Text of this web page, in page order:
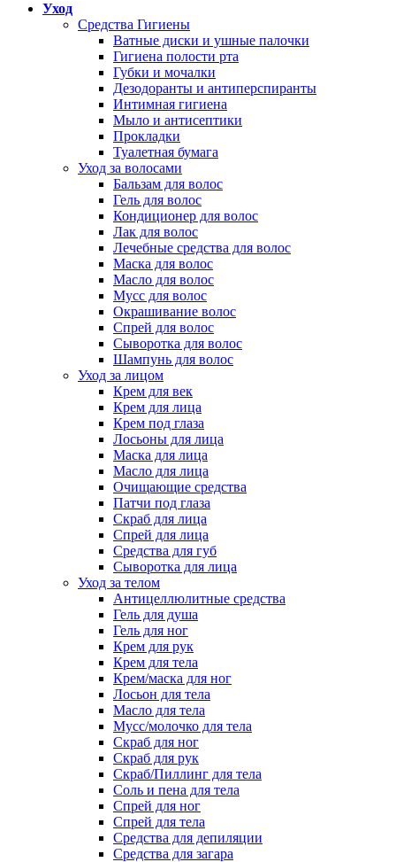
Уход
Средства Гигиены
Ватные диски и ушные палочки
Гигиена полости рта
Губки и мочалки
Дезодоранты и антиперспиранты
Интимная гигиена
Мыло и антисептики
Прокладки
Туалетная бумага
Уход за волосами
Бальзам для волос
Гель для волос
Кондиционер для волос
Лак для волос
Лечебные средства для волос
Маска для волос
Масло для волос
Мусс для волос
Окрашивание волос
Спрей для волос
Сыворотка для волос
Шампунь для волос
Уход за лицом
Крем для век
Крем для лица
Крем под глаза
Лосьоны для лица
Маска для лица
Масло для лица
Очищающие средства
Патчи под глаза
Скраб для лица
Спрей для лица
Средства для губ
Сыворотка для лица
Уход за телом
Антицеллюлитные средства
Гель для душа
Гель для ног
Крем для рук
Крем для тела
Крем/маска для ног
Лосьон для тела
Масло для тела
Мусс/молочко для тела
Скраб для ног
Скраб для рук
Скраб/Пиллинг для тела
Соль и пена для тела
Спрей для ног
Спрей для тела
Средства для депиляции
Средства для загара